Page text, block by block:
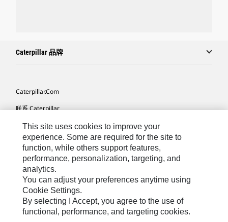
Caterpillar 品牌
Caterpillar.com
联系 Caterpillar
我的营销首选项
站点地图
Cookie Settings
法律
隐私
This site uses cookies to improve your
experience. Some are required for the site to
function, while others support features,
performance, personalization, targeting, and
analytics.
You can adjust your preferences anytime using
Cookie Settings.
By selecting I Accept, you agree to the use of
functional, performance, and targeting cookies.